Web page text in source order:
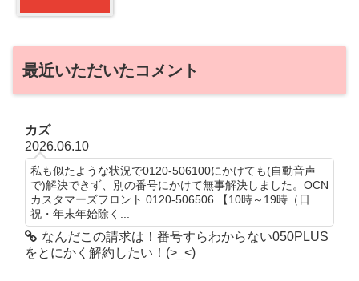
最近いただいたコメント
カズ
2026.06.10
私も似たような状況で0120-506100にかけても(自動音声
で)解決できず、別の番号にかけて無事解決しました。OCN
カスタマーズフロント 0120-506506 【10時～19時（日
祝・年末年始除く...
なんだこの請求は！番号すらわからない050PLUS
をとにかく解約したい！(>_<)